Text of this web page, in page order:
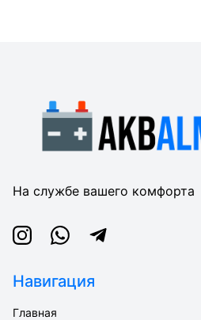
На службе вашего комфорта
InstagramWhatsappTelegram
Навигация
Главная